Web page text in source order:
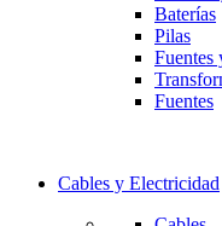
Baterías
Pilas
Fuentes
Fuentes
Cables y Electricidad